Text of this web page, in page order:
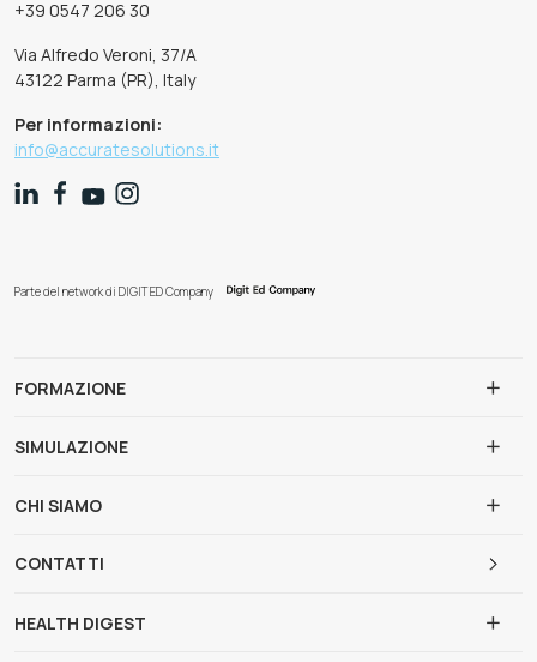
+39 0547 206 30
Via Alfredo Veroni, 37/A
43122 Parma (PR), Italy
Per informazioni:
info@accuratesolutions.it
Parte del network di DIGIT ED Company
FORMAZIONE
SIMULAZIONE
CHI SIAMO
CONTATTI
HEALTH DIGEST